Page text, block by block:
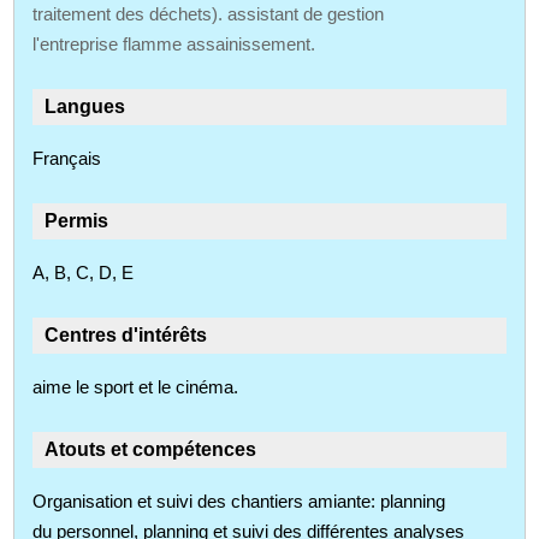
traitement des déchets). assistant de gestion
l'entreprise flamme assainissement.
Langues
Français
Permis
A, B, C, D, E
Centres d'intérêts
aime le sport et le cinéma.
Atouts et compétences
Organisation et suivi des chantiers amiante: planning
du personnel, planning et suivi des différentes analyses